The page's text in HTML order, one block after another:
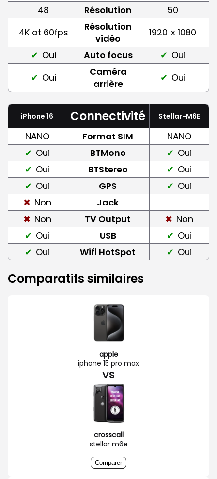
48
Résolution
50
4K at 60fps
Résolution
vidéo
1920 x 1080
Oui
Auto focus
Oui
Oui
Caméra
arrière
Oui
iPhone 16 Connectivité Stellar-M6E
NANO Format SIM
NANO
Oui
BTMono
Oui
Oui
BTStereo
Oui
Oui
GPS
Oui
Non
Jack
Non
TV Output
Non
Oui
USB
Oui
Oui
Wifi HotSpot Oui
Comparatifs similaires
apple
iphone 15 pro max
VS
crosscall
stellar m6e
Comparer